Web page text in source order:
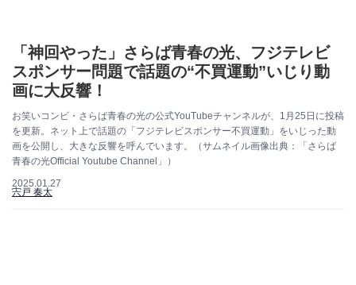
「神回やった」さらば青春の光、フジテレビ
スポンサー問題で話題の“不買運動”いじり動
画に大反響！
お笑いコンビ・さらば青春の光の公式YouTubeチャンネルが、1月25日に投稿
を更新。ネット上で話題の「フジテレビスポンサー不買運動」をいじった動
画を公開し、大きな反響を呼んでいます。（サムネイル画像出典：「さらば
青春の光Official Youtube Channel」）
2025.01.27
宍戸 奏太